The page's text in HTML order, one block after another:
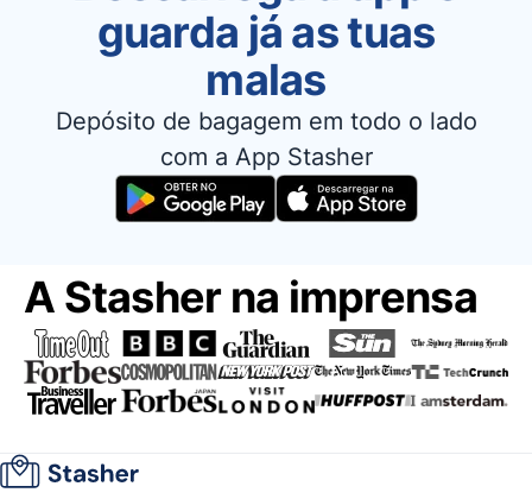
guarda já as tuas
malas
Depósito de bagagem em todo o lado
com a App Stasher
A Stasher na imprensa